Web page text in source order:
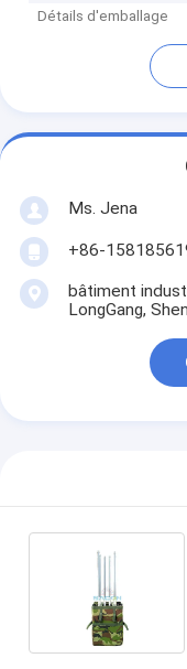
Détails d'emballage
Ms. Jena
+86-
bâtiment
LongGang,